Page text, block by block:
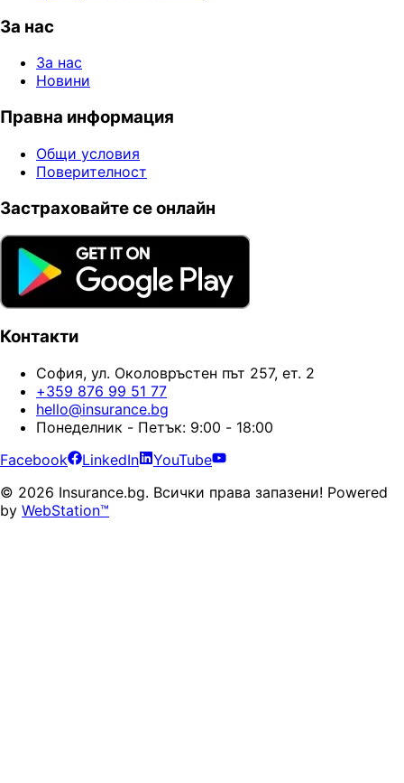
За нас
За нас
Новини
Правна информация
Общи условия
Поверителност
Застраховайте се онлайн
Контакти
София, ул. Околовръстен път 257, ет. 2
+359 876 99 51 77
hello@insurance.bg
Понеделник - Петък: 9:00 - 18:00
Facebook
LinkedIn
YouTube
© 2026 Insurance.bg. Всички права запазени! Powered
by WebStation™